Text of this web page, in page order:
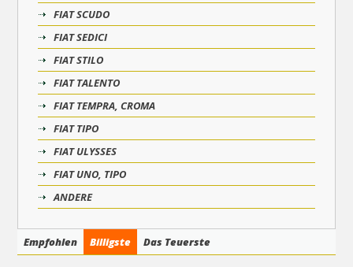
FIAT SCUDO
FIAT SEDICI
FIAT STILO
FIAT TALENTO
FIAT TEMPRA, CROMA
FIAT TIPO
FIAT ULYSSES
FIAT UNO, TIPO
ANDERE
Empfohlen Billigste Das Teuerste